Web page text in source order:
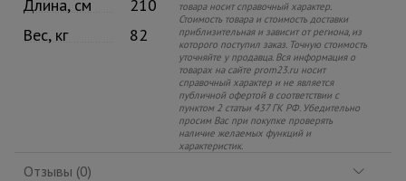
Длина, см
210
Вес, кг
82
товара носит справочный характер.
Стоимость товара и стоимость доставки
приблизительная и зависит от региона, из
которого поступил заказ. Точную стоимость
уточняйте у продавца. Вся информация о
товарах на сайте prom23.ru носит
справочный характер и не является
публичной офертой в соответствии с
пунктом 2 статьи 437 ГК РФ. Убедительно
просим Вас при покупке проверять
наличие желаемых функций и
характеристик.
Отзывы (0)